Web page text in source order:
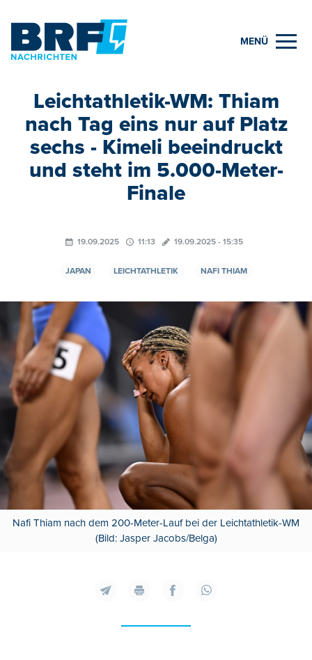
MENÜ
Leichtathletik-WM: Thiam
nach Tag eins nur auf Platz
sechs - Kimeli beeindruckt
und steht im 5.000-Meter-
Finale
19.09.2025 11:13 19.09.2025 - 15:35
JAPAN LEICHTATHLETIK NAFI THIAM
Nafi Thiam nach dem 200-Meter-Lauf bei der Leichtathletik-WM
(Bild: Jasper Jacobs/Belga)